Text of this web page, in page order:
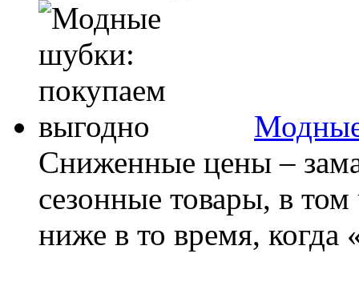
Сниженные цены –
сезонные товары, в
ниже в то время, когда